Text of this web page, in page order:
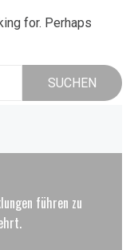
for. Perhaps
führen zu